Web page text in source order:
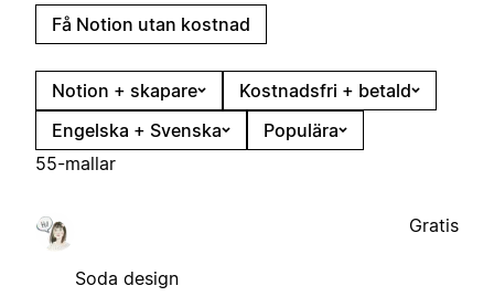
Få Notion utan kostnad
Notion + skapare
Kostnadsfri + betald
Engelska + Svenska
Populära
55-mallar
Soda design
Gratis